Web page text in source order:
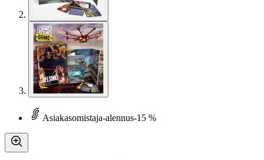
Asiakasomistaja-alennus-15 %